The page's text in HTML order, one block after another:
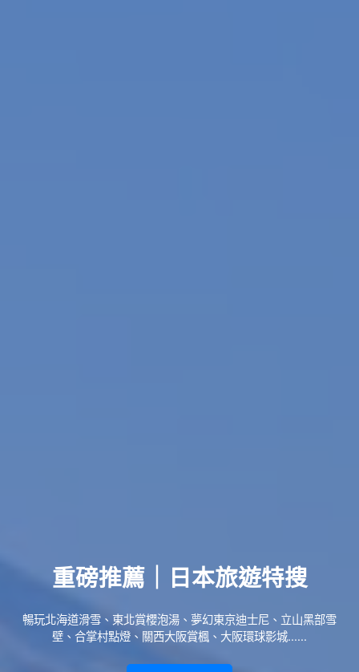
重磅推薦｜日本旅遊特搜
暢玩北海道滑雪、東北賞櫻泡湯、夢幻東京迪士尼、立山黑部雪
壁、合掌村點燈、關西大阪賞楓、大阪環球影城......